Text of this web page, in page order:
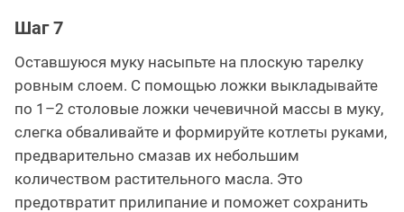
Шаг 7
Оставшуюся муку насыпьте на плоскую тарелку
ровным слоем. С помощью ложки выкладывайте
по 1–2 столовые ложки чечевичной массы в муку,
слегка обваливайте и формируйте котлеты руками,
предварительно смазав их небольшим
количеством растительного масла. Это
предотвратит прилипание и поможет сохранить